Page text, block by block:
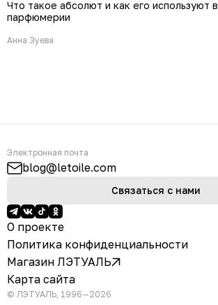
Что такое абсолют и как его используют в
парфюмерии
Анна Зуева
Электронная почта
blog@letoile.com
Связаться с нами
О проекте
Политика конфиденциальности
Магазин ЛЭТУАЛЬ
Карта сайта
© ЛЭТУАЛЬ, 1996—2026